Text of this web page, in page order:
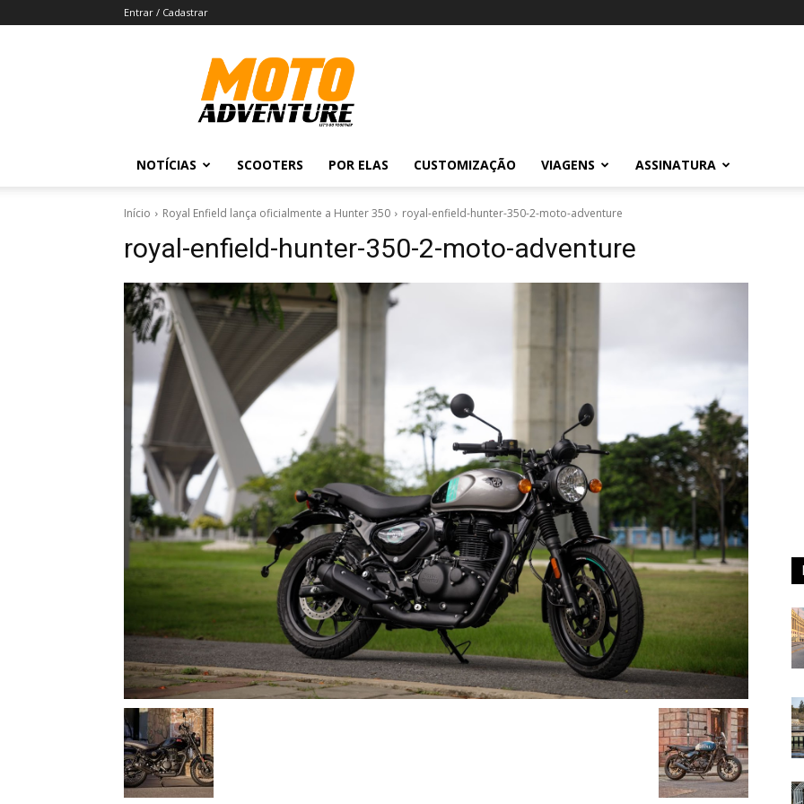
Entrar / Cadastrar
Revista
Moto
Adventure
NOTÍCIAS SCOOTERS POR ELAS CUSTOMIZAÇÃO VIAGENS ASSINATURA
Início Royal Enfield lança oficialmente a Hunter 350 royal-enfield-hunter-350-2-moto-adventure
royal-enfield-hunter-350-2-moto-adventure